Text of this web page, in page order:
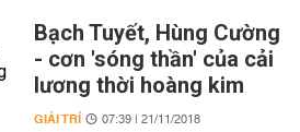
Bạch Tuyết, Hùng Cường
- cơn 'sóng thần' của cải
lương thời hoàng kim
GIẢI TRÍ 07:39 | 21/11/2018